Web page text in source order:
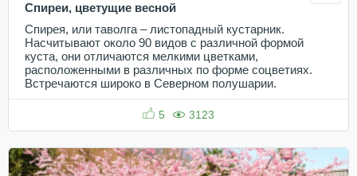
Спиреи, цветущие весной
Спирея, или таволга – листопадный кустарник.
Насчитывают около 90 видов с различной формой
куста, они отличаются мелкими цветками,
расположенными в различных по форме соцветиях.
Встречаются широко в Северном полушарии.
5 3123